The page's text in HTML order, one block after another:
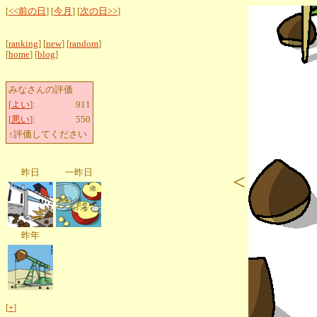
[<<前の日 ] [今月 ] [次の日>>]
[ranking] [new] [random]
[home] [blog]
みなさんの評価
[よい]:
911
[悪い]:
550
↑評価してください
昨日 一昨日
昨年
[+]
<